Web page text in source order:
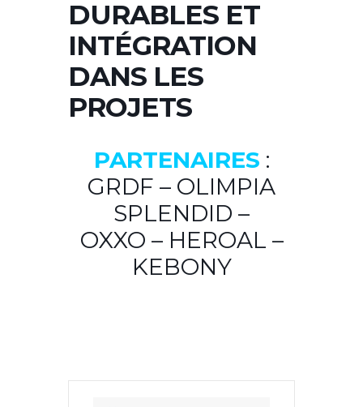
DURABLES ET
INTÉGRATION
DANS LES
PROJETS
PARTENAIRES :
GRDF – OLIMPIA
SPLENDID –
OXXO – HEROAL –
KEBONY